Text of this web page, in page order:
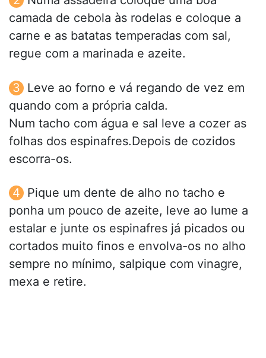
camada de cebola às rodelas e coloque a
carne e as batatas temperadas com sal,
regue com a marinada e azeite.
Leve ao forno e vá regando de vez em
quando com a própria calda.
Num tacho com água e sal leve a cozer as
folhas dos espinafres.Depois de cozidos
escorra-os.
Pique um dente de alho no tacho e
ponha um pouco de azeite, leve ao lume a
estalar e junte os espinafres já picados ou
cortados muito finos e envolva-os no alho
sempre no mínimo, salpique com vinagre,
mexa e retire.